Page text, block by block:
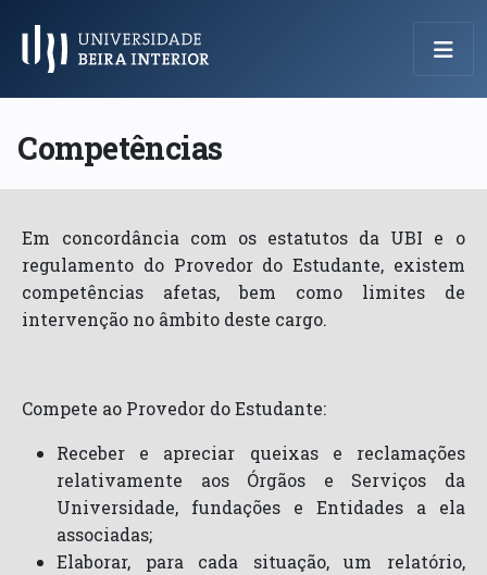
Menu Principal
Competências
Em concordância com os estatutos da UBI e o
regulamento do Provedor do Estudante, existem
competências afetas, bem como limites de
intervenção no âmbito deste cargo.
Compete ao Provedor do Estudante:
Receber e apreciar queixas e reclamações
relativamente aos Órgãos e Serviços da
Universidade, fundações e Entidades a ela
associadas;
Elaborar, para cada situação, um relatório,